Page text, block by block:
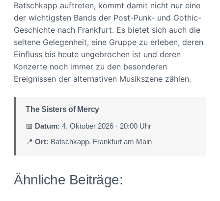
Batschkapp auftreten, kommt damit nicht nur eine
der wichtigsten Bands der Post-Punk- und Gothic-
Geschichte nach Frankfurt. Es bietet sich auch die
seltene Gelegenheit, eine Gruppe zu erleben, deren
Einfluss bis heute ungebrochen ist und deren
Konzerte noch immer zu den besonderen
Ereignissen der alternativen Musikszene zählen.
The Sisters of Mercy
📅 Datum: 4. Oktober 2026 · 20:00 Uhr
📍 Ort: Batschkapp, Frankfurt am Main
Ähnliche Beiträge: